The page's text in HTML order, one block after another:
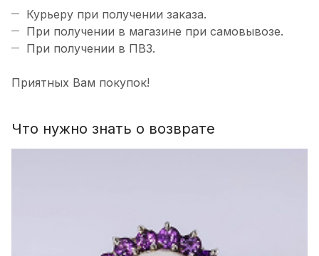
Курьеру при получении заказа.
При получении в магазине при самовывозе.
При получении в ПВЗ.
Приятных Вам покупок!
Что нужно знать о возврате